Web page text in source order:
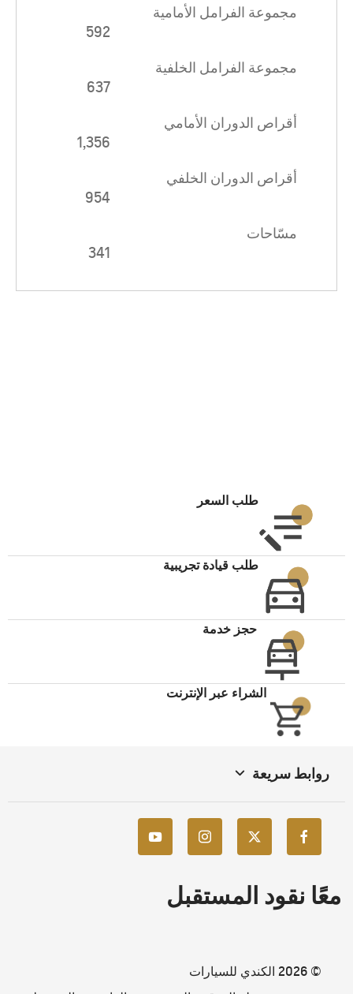
مجموعة الفرامل الأمامية
592
مجموعة الفرامل الخلفية
637
أقراص الدوران الأمامي
1,356
أقراص الدوران الخلفي
954
مسّاحات
341
طلب السعر
طلب قيادة تجريبية
حجز خدمة
الشراء عبر الإنترنت
روابط سريعة
معًا نقود المستقبل
© 2026 الكندي للسيارات